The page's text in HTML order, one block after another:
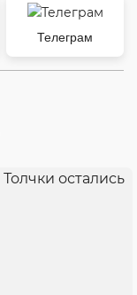
Телеграм